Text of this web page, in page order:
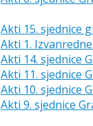
Akti 15. sjednice
Akti 1.
Akti 14. sjednice
Akti 11. sjednice
Akti 10. sjednice
Akti 9. sjednice